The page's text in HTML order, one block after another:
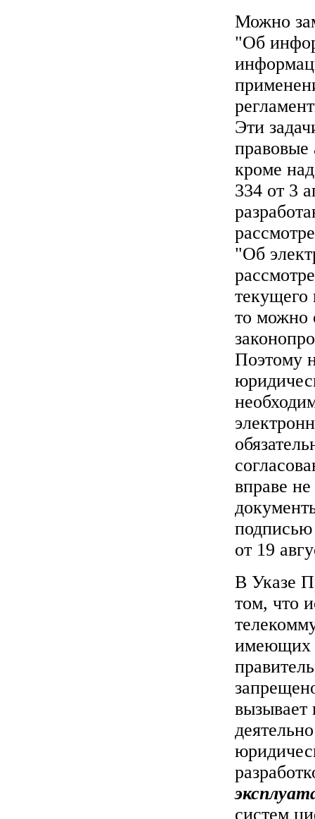
Можно
"Об
Эти
правовые
кроме
334 от 3
"Об
текущего
то можно
Поэтому
вправе не
от 19
В Указе
том, что
имеющих
вызывает
систем